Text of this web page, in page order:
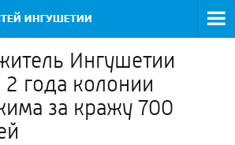
Ингушетии
года колонии
за кражу 700